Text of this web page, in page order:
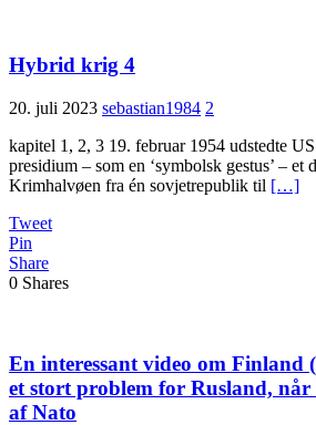
Hybrid krig 4
20. juli 2023 sebastian1984 2
kapitel 1, 2, 3 19. februar 1954 udstedte
presidium – som en ‘symbolsk gestus’ – et
Krimhalvøen fra én sovjetrepublik til […]
Tweet
Pin
Share
0 Shares
En interessant video om Finland
et stort problem for Rusland, når
af Nato